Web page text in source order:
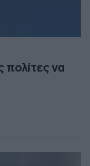
πολίτες να